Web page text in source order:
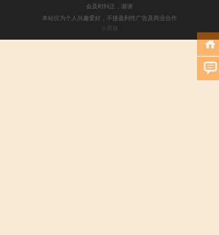
会及时纠正，谢谢
本站仅为个人兴趣爱好，不接盈利性广告及商业合作
小男孩